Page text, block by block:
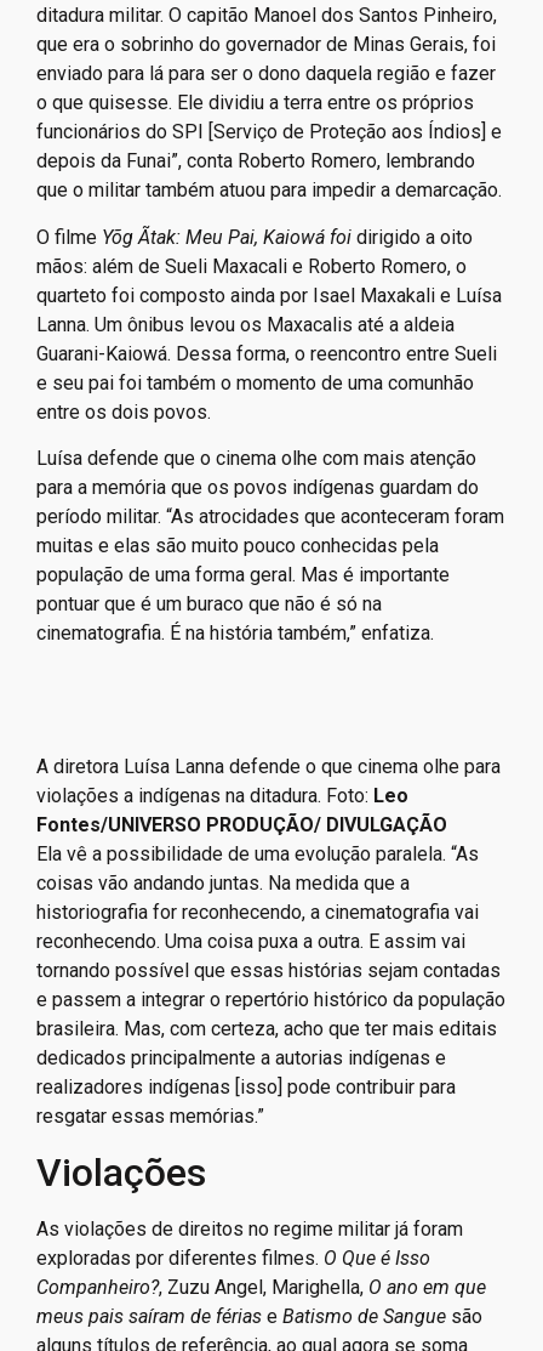
ditadura militar. O capitão Manoel dos Santos Pinheiro,
que era o sobrinho do governador de Minas Gerais, foi
enviado para lá para ser o dono daquela região e fazer
o que quisesse. Ele dividiu a terra entre os próprios
funcionários do SPI [Serviço de Proteção aos Índios] e
depois da Funai”, conta Roberto Romero, lembrando
que o militar também atuou para impedir a demarcação.
O filme Yõg Ãtak: Meu Pai, Kaiowá foi dirigido a oito
mãos: além de Sueli Maxacali e Roberto Romero, o
quarteto foi composto ainda por Isael Maxakali e Luísa
Lanna. Um ônibus levou os Maxacalis até a aldeia
Guarani-Kaiowá. Dessa forma, o reencontro entre Sueli
e seu pai foi também o momento de uma comunhão
entre os dois povos.
Luísa defende que o cinema olhe com mais atenção
para a memória que os povos indígenas guardam do
período militar. “As atrocidades que aconteceram foram
muitas e elas são muito pouco conhecidas pela
população de uma forma geral. Mas é importante
pontuar que é um buraco que não é só na
cinematografia. É na história também,” enfatiza.
A diretora Luísa Lanna defende o que cinema olhe para
violações a indígenas na ditadura. Foto:Leo
Fontes/UNIVERSO PRODUÇÃO/ DIVULGAÇÃO
Ela vê a possibilidade de uma evolução paralela. “As
coisas vão andando juntas. Na medida que a
historiografia for reconhecendo, a cinematografia vai
reconhecendo. Uma coisa puxa a outra. E assim vai
tornando possível que essas histórias sejam contadas
e passem a integrar o repertório histórico da população
brasileira. Mas, com certeza, acho que ter mais editais
realizadores indígenas [isso] pode contribuir para
Violações
As violações de direitos no regime militar já foram
exploradas por diferentes filmes.O Que é Isso